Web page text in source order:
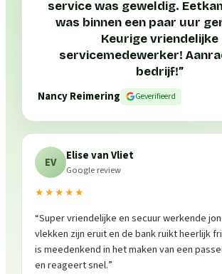
service was geweldig.
was binnen een paar uur
Keurige vriendelijke
servicemedewerker!
bedrijf!”
Nancy Reimering
Geverifieerd
EV Elise van Vliet
Google review
★★★★★
“Super vriendelijke en secuur werkende
vlekken zijn eruit en de bank ruikt heerlijk
is meedenkend in het maken van een
en reageert snel.”